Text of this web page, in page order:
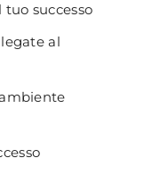
successo
al